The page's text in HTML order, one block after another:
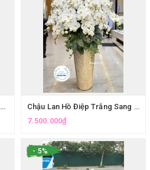
LAN HỒ ĐIỆP TẾT - Chậu Lan Hồ Điệp Trắng Ghép Lũa Nghệ Thuật Sang Trọng
Chậu Lan Hồ Điệp Trắng Sang Trọng Tặng Giám Đốc Tại NAM TỪ LIÊM
7.500.000₫
- 5%